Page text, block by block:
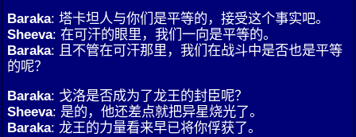
Baraka: 塔卡坦人与你们是平等的，接受这个事实吧。
Sheeva: 在可汗的眼里，我们一向是平等的。
Baraka: 且不管在可汗那里，我们在战斗中是否也是平等
的呢？
Baraka: 戈洛是否成为了龙王的封臣呢？
Sheeva: 是的，他还差点就把异星烧光了。
Baraka: 龙王的力量看来早已将你俘获了。